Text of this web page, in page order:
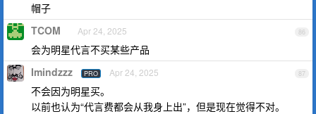
帽子
86
TCOM Apr 24, 2025
会为明星代言不买某些产品
87
Imindzzz PRO Apr 24, 2025
不会因为明星买。
以前也认为“代言费都会从我身上出”，但是现在觉得不对。